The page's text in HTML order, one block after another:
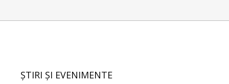
ȘTIRI ȘI EVENIMENTE